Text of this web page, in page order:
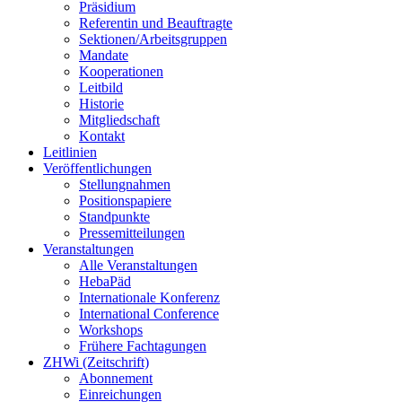
Präsidium
Referentin und Beauftragte
Sektionen/Arbeitsgruppen
Mandate
Kooperationen
Leitbild
Historie
Mitgliedschaft
Kontakt
Leitlinien
Veröffentlichungen
Stellungnahmen
Positionspapiere
Standpunkte
Pressemitteilungen
Veranstaltungen
Alle Veranstaltungen
HebaPäd
Internationale Konferenz
International Conference
Workshops
Frühere Fachtagungen
ZHWi (Zeitschrift)
Abonnement
Einreichungen